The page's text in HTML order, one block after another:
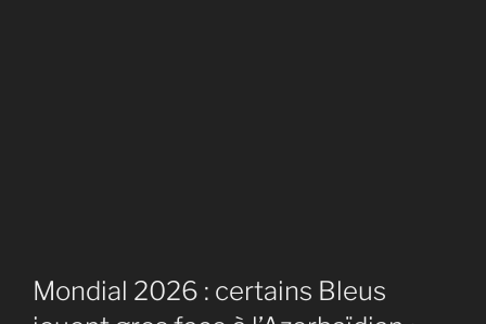
Mondial 2026 : certains Bleus